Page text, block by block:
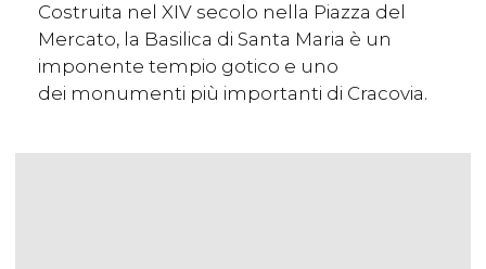
Costruita nel XIV secolo nella Piazza del
Mercato, la Basilica di Santa Maria è un
imponente tempio gotico e uno
dei monumenti più importanti di Cracovia.